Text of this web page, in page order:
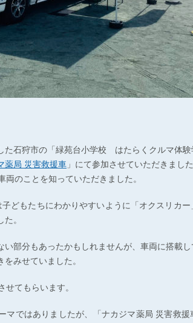
た石狩市の「緑苑台小学校 はたらくクルマ体験
薬局 災害救援車 」にて参加させていただきまし
のことを知っていただきました。
どもたちにわかりやすいように「オクスリカー
。
部分もあったかもしれませんが、車両に搭載
みせていました。
てもらいます。
マではありましたが、「ナカジマ薬局 災害救援